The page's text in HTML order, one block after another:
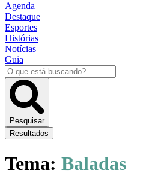
Agenda
Destaque
Esportes
Histórias
Notícias
Guia
Pesquisar
...
Pesquisar
Resultados
Tema: Baladas